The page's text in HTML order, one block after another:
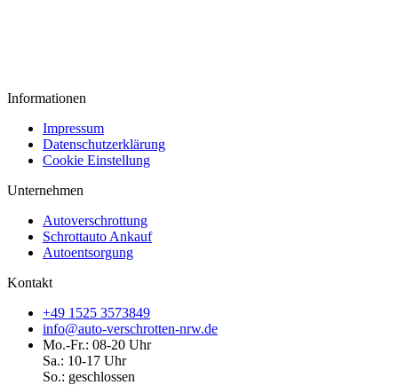
Informationen
Impressum
Datenschutzerklärung
Cookie Einstellung
Unternehmen
Autoverschrottung
Schrottauto Ankauf
Autoentsorgung
Kontakt
+49 1525 3573849
info@auto-verschrotten-nrw.de
Mo.-Fr.: 08-20 Uhr
Sa.: 10-17 Uhr
So.: geschlossen